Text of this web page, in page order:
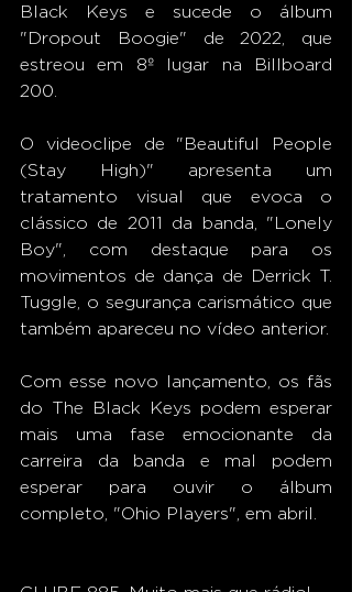
Black Keys e sucede o álbum
"Dropout Boogie" de 2022, que
estreou em 8º lugar na Billboard
200.
O videoclipe de "Beautiful People
(Stay High)" apresenta um
tratamento visual que evoca o
clássico de 2011 da banda, "Lonely
Boy", com destaque para os
movimentos de dança de Derrick T.
Tuggle, o segurança carismático que
também apareceu no vídeo anterior.
Com esse novo lançamento, os fãs
do The Black Keys podem esperar
mais uma fase emocionante da
carreira da banda e mal podem
esperar para ouvir o álbum
completo, "Ohio Players", em abril.